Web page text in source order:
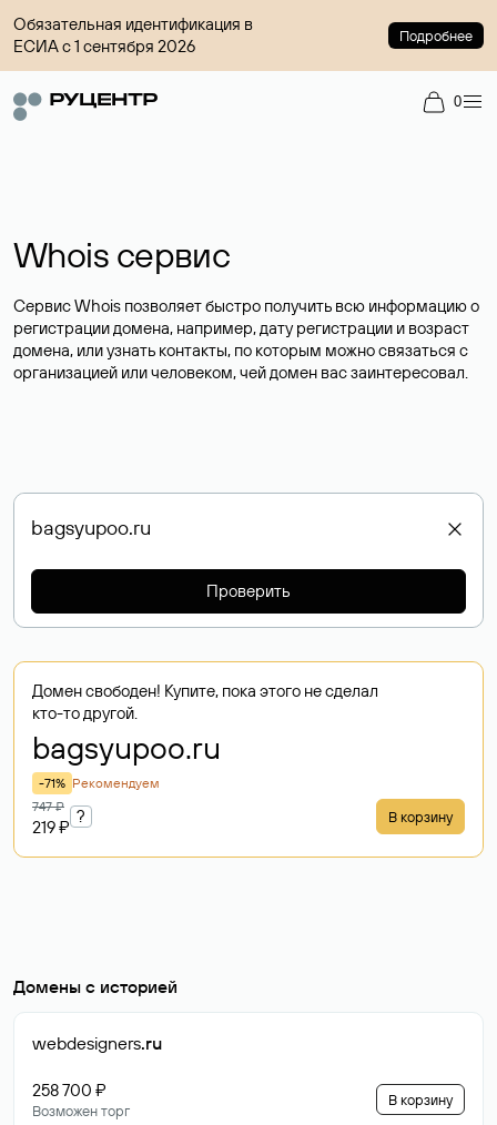
Обязательная идентификация в
ЕСИА с 1 сентября 2026
Подробнее
0
Whois сервис
Сервис Whois позволяет быстро получить всю информацию о
регистрации домена, например, дату регистрации и возраст
домена, или узнать контакты, по которым можно связаться с
организацией или человеком, чей домен вас заинтересовал.
Проверить
Домен свободен! Купите, пока этого не сделал
кто-то другой.
bagsyupoo.ru
-71% Рекомендуем
747 ₽
219 ₽
? В корзину
Домены с историей
webdesigners.ru
258 700 ₽
Возможен торг
В корзину